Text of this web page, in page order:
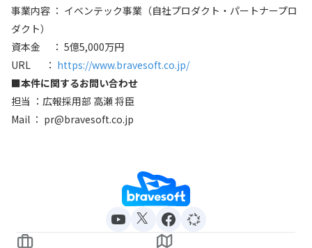
事業内容 ： イベンテック事業（自社プロダクト・パートナープロ
ダクト）
資本金 ： 5億5,000万円
URL ： https://www.bravesoft.co.jp/
■本件に関するお問い合わせ
担当 ：広報採用部 高瀬 将臣
Mail ： pr@bravesoft.co.jp